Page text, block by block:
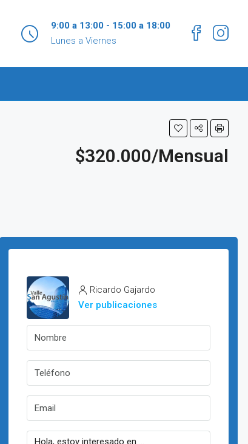
9:00 a 13:00 - 15:00 a 18:00
Lunes a Viernes
$320.000/Mensual
Ricardo Gajardo
Ver publicaciones